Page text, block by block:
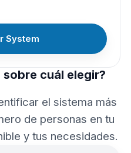
System
cuál elegir?
el sistema más
de personas en tu
y tus necesidades.